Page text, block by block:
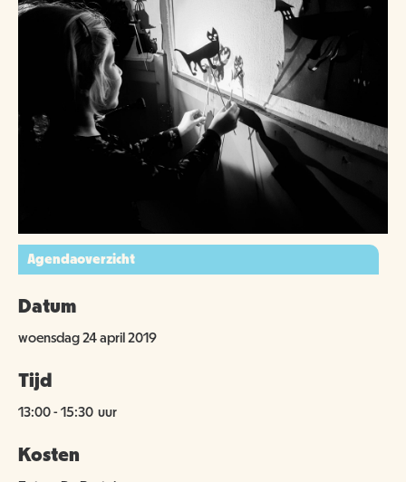
NIJMEEGSE VOGELMONUMENTJES
HUISREGELS
KINDERFEESTJE
PUBLICATIES
BRUIKLENEN
2000 JAAR GESCHIEDENIS AAN DE WAAL
VERRIJK JEZELF IN HET RIJK VAN NIJMEGEN
Agendaoverzicht
Datum
woensdag 24 april 2019
Tijd
13:00- 15:30 uur
Kosten